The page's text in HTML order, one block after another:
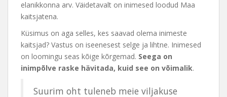
elanikkonna arv. Väidetavalt on inimesed loodud Maa
kaitsjatena.
Küsimus on aga selles, kes saavad olema inimeste
kaitsjad? Vastus on iseenesest selge ja lihtne. Inimesed
on loomingu seas kõige kõrgemad. Seega on
inimpõlve raske hävitada, kuid see on võimalik.
Suurim oht tuleneb meie viljakuse